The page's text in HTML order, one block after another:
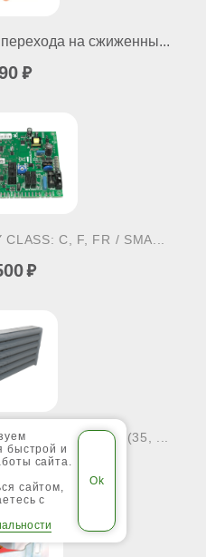
на сжиженны...
CLASS: C, F, FR / SMA...
CITY CLASS: F (35, ...
быстрой и
сайта.
сайтом,
с